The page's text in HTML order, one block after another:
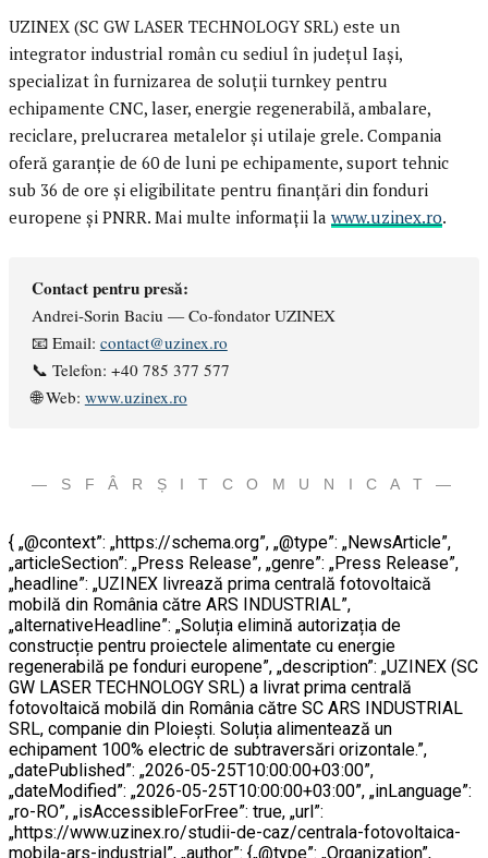
UZINEX (SC GW LASER TECHNOLOGY SRL) este un
integrator industrial român cu sediul în județul Iași,
specializat în furnizarea de soluții turnkey pentru
echipamente CNC, laser, energie regenerabilă, ambalare,
reciclare, prelucrarea metalelor și utilaje grele. Compania
oferă garanție de 60 de luni pe echipamente, suport tehnic
sub 36 de ore și eligibilitate pentru finanțări din fonduri
europene și PNRR. Mai multe informații la www.uzinex.ro.
Contact pentru presă:
Andrei-Sorin Baciu — Co-fondator UZINEX
📧 Email: contact@uzinex.ro
📞 Telefon: +40 785 377 577
🌐 Web: www.uzinex.ro
— S F Â R Ș I T C O M U N I C A T —
{ „@context”: „https://schema.org”, „@type”: „NewsArticle”,
„articleSection”: „Press Release”, „genre”: „Press Release”,
„headline”: „UZINEX livrează prima centrală fotovoltaică
mobilă din România către ARS INDUSTRIAL”,
„alternativeHeadline”: „Soluția elimină autorizația de
construcție pentru proiectele alimentate cu energie
regenerabilă pe fonduri europene”, „description”: „UZINEX (SC
GW LASER TECHNOLOGY SRL) a livrat prima centrală
fotovoltaică mobilă din România către SC ARS INDUSTRIAL
SRL, companie din Ploiești. Soluția alimentează un
echipament 100% electric de subtraversări orizontale.”,
„datePublished”: „2026-05-25T10:00:00+03:00”,
„dateModified”: „2026-05-25T10:00:00+03:00”, „inLanguage”:
„ro-RO”, „isAccessibleForFree”: true, „url”:
„https://www.uzinex.ro/studii-de-caz/centrala-fotovoltaica-
mobila-ars-industrial”, „author”: {„@type”: „Organization”,